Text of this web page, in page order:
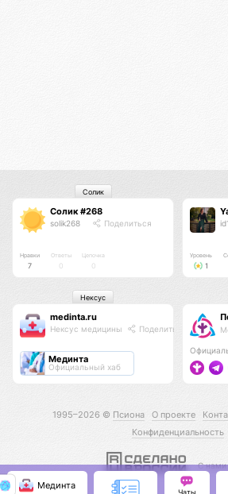
Солик #268
solik268 Поделиться
Нравки
7
Ответы
0
Цепочка
0
Солик
Уровень
1
medinta.ru
Нексус медицины Поделиться
Мединта
Официальный хаб
Нексус
1995–2026 © Псиона О проекте
Конфиденциальность
С
Мединта
Чаты